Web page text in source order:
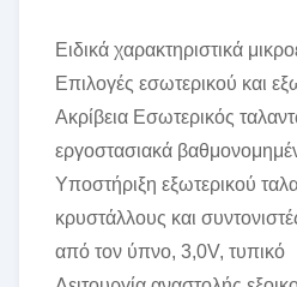
Ειδικά χαρακτηριστικά
Επιλογές εσωτερικού και
Ακρίβεια Εσωτερικός
εργοστασιακά
Υποστήριξη εξωτερικού
κρυστάλλους και
από τον ύπνο, 3,0V, τυπικό